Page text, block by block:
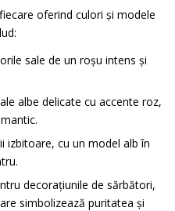
oferind culori și modele
sale de un roșu intens și
albe delicate cu accente roz,
izbitoare, cu un model alb în
decorațiunile de sărbători,
simbolizează puritatea și